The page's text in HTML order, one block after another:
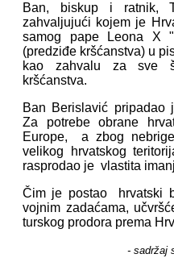
Ban, biskup i ratnik,
zahvaljujući kojem je
samog pape Leona X "
(predziđe kršćanstva) u
kao zahvalu za sve
kršćanstva.
Ban Berislavić pripadao
Za potrebe obrane
Europe, a zbog
velikog hrvatskog
rasprodao je vlastita
Čim je postao hrvatski
vojnim zadaćama,
turskog prodora prema
- sadržaj